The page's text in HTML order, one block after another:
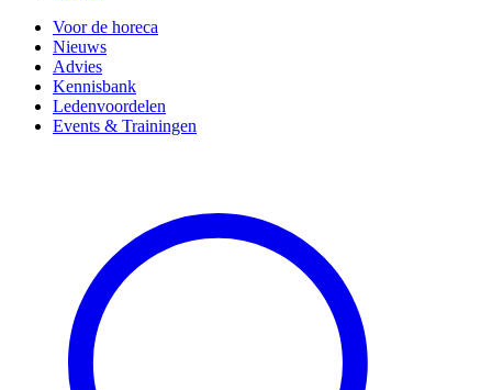
Voor de horeca
Nieuws
Advies
Kennisbank
Ledenvoordelen
Events & Trainingen